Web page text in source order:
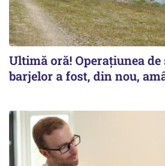
Ultimă oră! Operațiunea
barjelor a fost, din nou,